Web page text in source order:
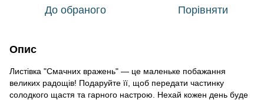
До обраного Порівняти
Опис
Листівка "Смачних вражень" — це маленьке побажання
великих радощів! Подаруйте її, щоб передати частинку
солодкого щастя та гарного настрою. Нехай кожен день буде